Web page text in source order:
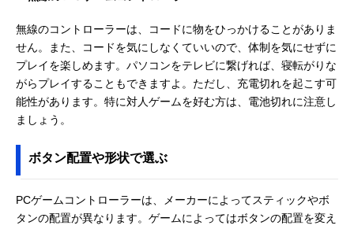
無線のコントローラーは、コードに物をひっかけることがありま
せん。また、コードを気にしなくていいので、体制を気にせずに
プレイを楽しめます。パソコンをテレビに繋げれば、寝転がりな
がらプレイすることもできますよ。ただし、充電切れを起こす可
能性があります。特に対人ゲームを好む方は、電池切れに注意し
ましょう。
ボタン配置や形状で選ぶ
PCゲームコントローラーは、メーカーによってスティックやボ
タンの配置が異なります。ゲームによってはボタンの配置を変え